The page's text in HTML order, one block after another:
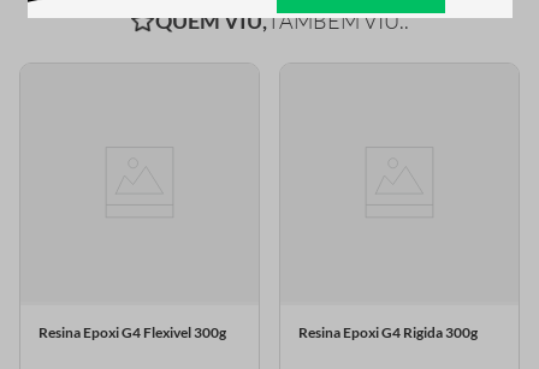
QUEM VIU,TAMBÉM VIU..
Resina Epoxi G4 Flexivel 300g Resina Epoxi G4 Rigida 300g